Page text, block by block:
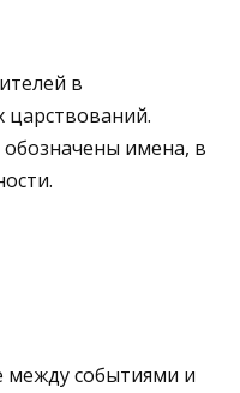
в
царствований.
имена, в
между событиями и